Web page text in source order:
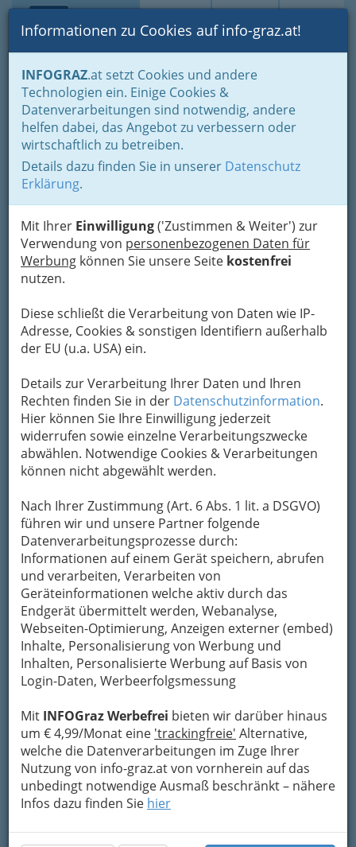
Suche Login Toggle
Informationen zu Cookies auf info-graz.at!
INFOGRAZ.at setzt Cookies und andere
Technologien ein. Einige Cookies &
Datenverarbeitungen sind notwendig, andere
helfen dabei, das Angebot zu verbessern oder
wirtschaftlich zu betreiben.
Details dazu finden Sie in unserer Datenschutz
Erklärung.
Mit Ihrer Einwilligung('Zustimmen & Weiter') zur
Verwendung von personenbezogenen Daten für
Werbung können Sie unsere Seite kostenfrei
nutzen.
Diese schließt die Verarbeitung von Daten wie IP-
Adresse, Cookies & sonstigen Identifiern außerhalb
der EU (u.a. USA) ein.
Details zur Verarbeitung Ihrer Daten und Ihren
Rechten finden Sie in der Datenschutzinformation.
Hier können Sie Ihre Einwilligung jederzeit
widerrufen sowie einzelne Verarbeitungszwecke
abwählen. Notwendige Cookies & Verarbeitungen
können nicht abgewählt werden.
Nach Ihrer Zustimmung (Art. 6 Abs. 1 lit. a DSGVO)
führen wir und unsere Partner folgende
Datenverarbeitungsprozesse durch:
Informationen auf einem Gerät speichern, abrufen
und verarbeiten, Verarbeiten von
Geräteinformationen welche aktiv durch das
Endgerät übermittelt werden, Webanalyse,
Webseiten-Optimierung, Anzeigen externer (embed)
Inhalte, Personalisierung von Werbung und
Inhalten, Personalisierte Werbung auf Basis von
Login-Daten, Werbeerfolgsmessung
Mit INFOGraz Werbefrei bieten wir darüber hinaus
um € 4,99/Monat eine 'trackingfreie' Alternative,
welche die Datenverarbeitungen im Zuge Ihrer
Nutzung von info-graz.at von vornherein auf das
unbedingt notwendige Ausmaß beschränkt – nähere
Infos dazu finden Sie hier
Home Branchen Freizeit & Sport Sport
Turnen - Gymnastik
ATG Graz Sektion
Kraftdreikampf
Kreuzgasse 21, 8010 Graz
Karte
Sportvereine
Fußball
Hobby Fun Spass